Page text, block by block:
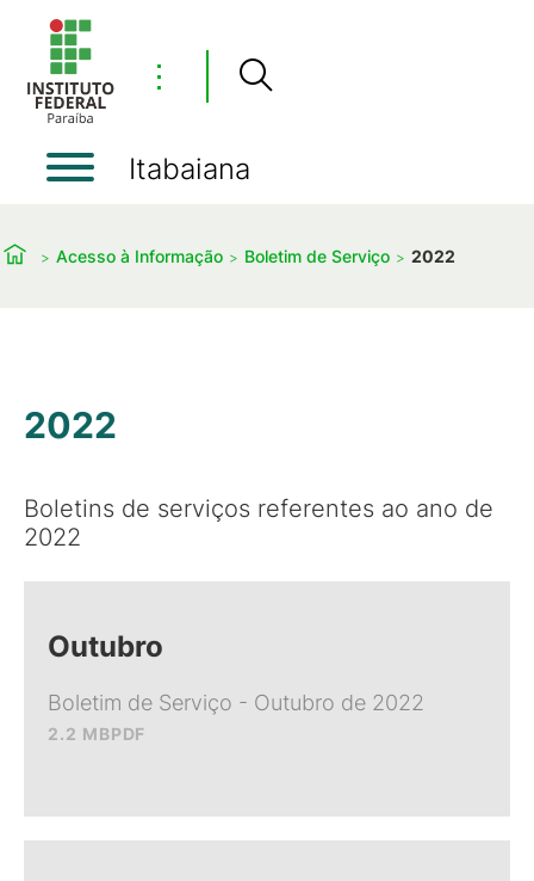
⋮
Itabaiana
Acesso à Informação Boletim de Serviço 2022
2022
Boletins de serviços referentes ao ano de
2022
2.2 MBPDF
Outubro
Boletim de Serviço - Outubro de 2022